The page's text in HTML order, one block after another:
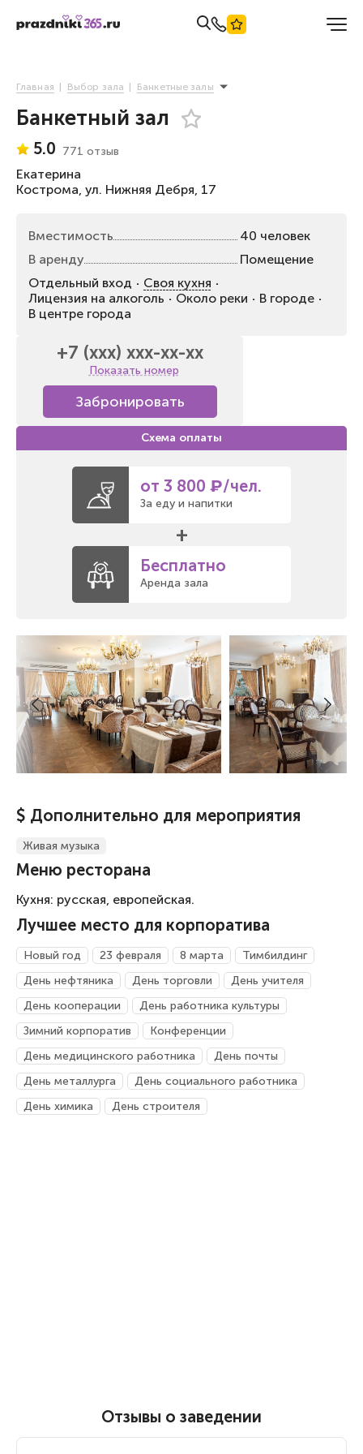
Главная Выбор зала Банкетные залы
Банкетный зал
5.0 771 отзыв
Екатерина
Кострома, ул. Нижняя Дебря, 17
Вместимость
40 человек
В аренду
Помещение
Отдельный вход
Своя кухня
Лицензия на алкоголь
Около реки
В городе
В центре города
от 3 800 ₽/чел.
За еду и напитки
+
Бесплатно
Аренда зала
+7 (xxx) xxx-xx-xx
Показать номер
Забронировать
$ Дополнительно для мероприятия
Живая музыка
Меню ресторана
Кухня: русская, европейская.
Лучшее место для корпоратива
Новый год 23 февраля 8 марта
Тимбилдинг
День нефтяника
День торговли
День учителя
День кооперации
День работника культуры
Зимний корпоратив
Конференции
День медицинского работника
День почты
День металлурга
День социального работника
День химика
День строителя
Отзывы о заведении